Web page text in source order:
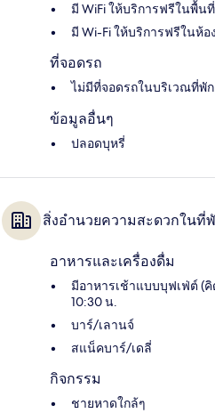
มี WiFi ให้บริการฟรีในพื้น
มี Wi-Fi ให้บริการฟรีในห้อ
ที่จอดรถ
ไม่มีที่จอดรถในบริเวณที่พัก
ข้อมูลอื่นๆ
ปลอดบุหรี่
สิ่งอำนวยความสะดวกในที่
อาหารและเครื่องดื่ม
มีอาหารเช้าแบบบุฟเฟ่ต์ (คิ
10:30 น.
บาร์/เลานจ์
สแน็คบาร์/เดลี่
กิจกรรม
ชายหาดใกล้ๆ